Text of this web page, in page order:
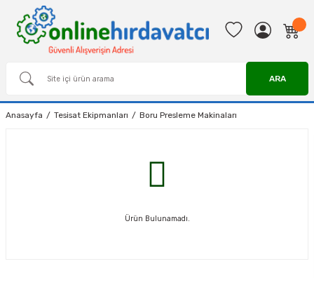
ARA
Anasayfa Tesisat Ekipmanları Boru Presleme Makinaları
Ürün Bulunamadı.